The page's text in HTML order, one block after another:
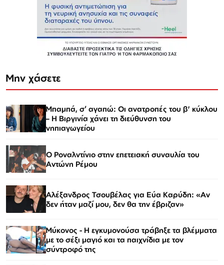
Μην χάσετε
Μπαμπά, σ’ αγαπώ: Οι ανατροπές του β' κύκλου
– Η Βιργινία χάνει τη διεύθυνση του
νηπιαγωγείου
Ο Ροναλντίνιο στην επετειακή συναυλία του
Αντώνη Ρέμου
Αλέξανδρος Τσουβέλας για Εύα Καρύδη: «Αν
δεν ήταν μαζί μου, δεν θα την έβριζαν»
Μύκονος - Η εγκυμονούσα τράβηξε τα βλέμματα
με το σέξι μαγιό και τα παιχνίδια με τον
σύντροφό της